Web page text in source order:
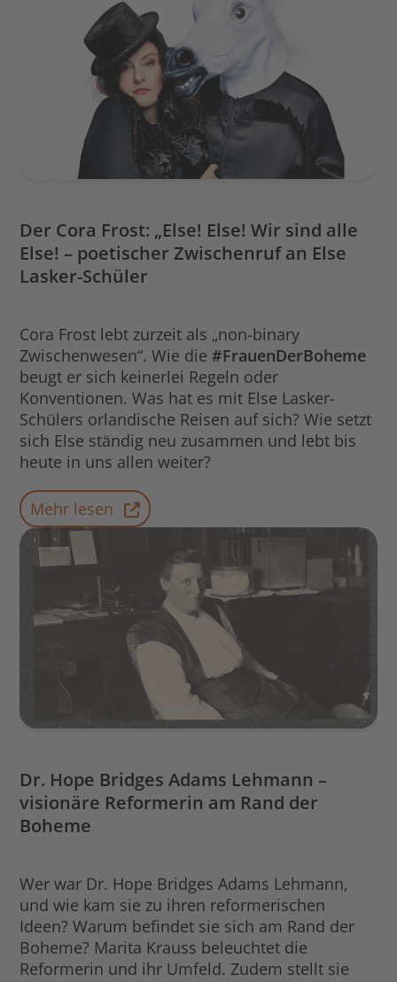
Der Cora Frost: „Else! Else! Wir sind alle
Else! – poetischer Zwischenruf an Else
Lasker-Schüler
Cora Frost lebt zurzeit als „non-binary
Zwischenwesen“. Wie die#FrauenDerBoheme
beugt er sich keinerlei Regeln oder
Konventionen. Was hat es mit Else Lasker-
Schülers orlandische Reisen auf sich? Wie setzt
sich Else ständig neu zusammen und lebt bis
heute in uns allen weiter?
Mehr lesen
Dr. Hope Bridges Adams Lehmann –
visionäre Reformerin am Rand der
Boheme
Wer war Dr. Hope Bridges Adams Lehmann,
und wie kam sie zu ihren reformerischen
Ideen? Warum befindet sie sich am Rand der
Boheme? Marita Krauss beleuchtet die
Reformerin und ihr Umfeld. Zudem stellt sie